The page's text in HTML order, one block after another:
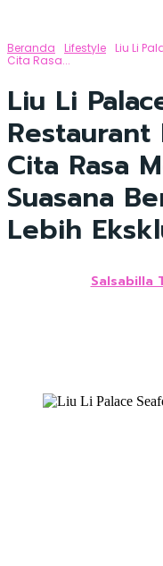
Beranda Lifestyle Liu Li
Cita Rasa...
Liu Li
Cita Rasa
Suasana
Lebih
Salsabilla